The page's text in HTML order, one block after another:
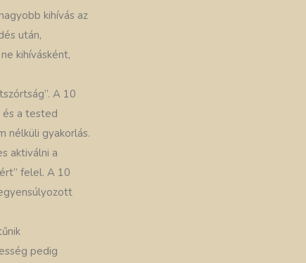
kihívás az
után,
kihívásként,
A 10
és a tested
nélküli gyakorlás.
aktiválni a
felel. A 10
pedig